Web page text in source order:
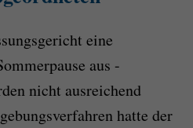
eine
aus -
nicht ausreichend
hatte der